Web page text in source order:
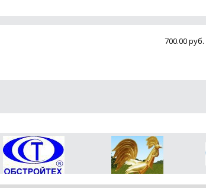
700.00 руб.